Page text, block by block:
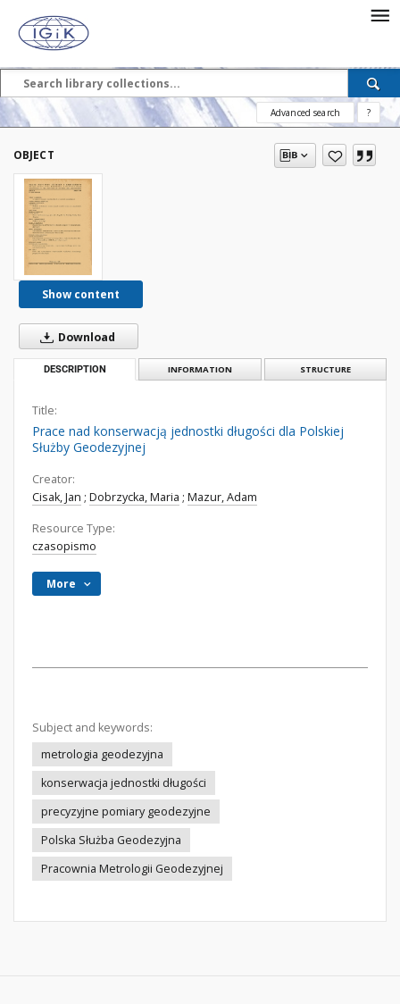
Advanced search ?
OBJECT
Show content
Download
DESCRIPTION INFORMATION STRUCTURE
Title:
Prace nad konserwacją jednostki długości dla Polskiej
Służby Geodezyjnej
Creator:
Cisak, Jan ; Dobrzycka, Maria ; Mazur, Adam
Resource Type:
czasopismo
More
Subject and keywords:
metrologia geodezyjna
konserwacja jednostki długości
precyzyjne pomiary geodezyjne
Polska Służba Geodezyjna
Pracownia Metrologii Geodezyjnej